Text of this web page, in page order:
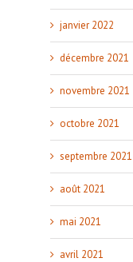
janvier 2022
décembre 2021
novembre 2021
octobre 2021
septembre 2021
août 2021
mai 2021
avril 2021